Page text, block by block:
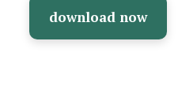
download now